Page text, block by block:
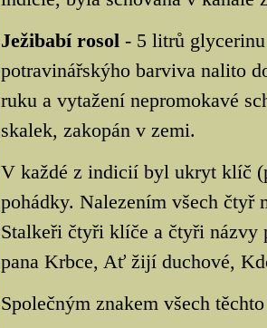
Ježibabí rosol- 5 litrů glycerinu
potravinářskýho barviva nalito
ruku a vytažení nepromokavé
skalek, zakopán v zemi.
V každé z indicií byl ukryt klíč
pohádky. Nalezením všech čtyř
Stalkeři čtyři klíče a čtyři názvy
pana Krbce, Ať žijí duchové,
Společným znakem všech